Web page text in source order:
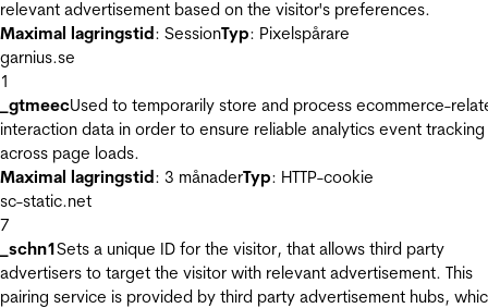
relevant advertisement based on the visitor's preferences.
Maximal lagringstid: SessionTyp: Pixelspårare
garnius.se
1
_gtmeecUsed to temporarily store and process ecommerce-
interaction data in order to ensure reliable analytics event tracking
across page loads.
Maximal lagringstid: 3 månaderTyp: HTTP-cookie
sc-static.net
7
_schn1Sets a unique ID for the visitor, that allows third party
advertisers to target the visitor with relevant advertisement. This
pairing service is provided by third party advertisement hubs,